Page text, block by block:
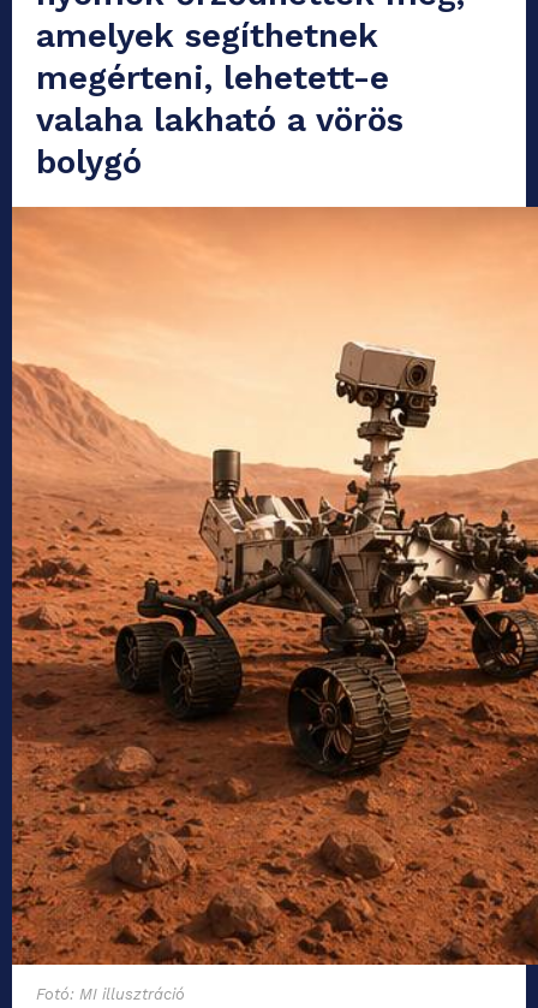
amelyek segíthetnek
megérteni, lehetett-e
valaha lakható a vörös
bolygó
Fotó: MI illusztráció